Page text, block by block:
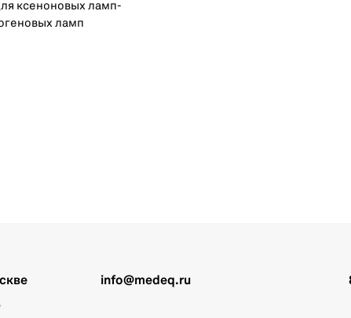
ксеноновых ламп-
ламп
info@medeq.ru